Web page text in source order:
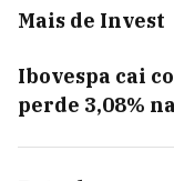
Mais de Invest
Ibovespa cai
perde 3,08%